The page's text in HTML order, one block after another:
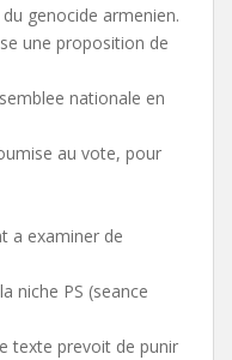
genocide armenien.
une proposition de
nationale en
au vote, pour
a examiner de
niche PS (seance
texte prevoit de punir